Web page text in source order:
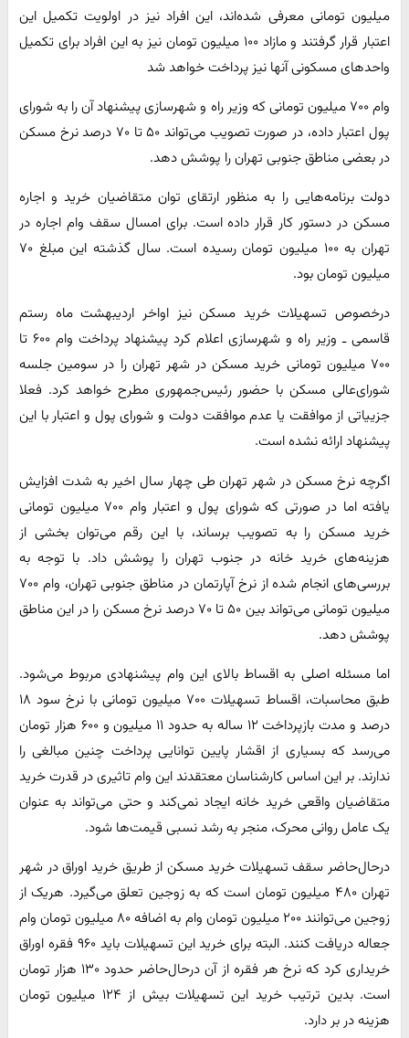
میلیون تومانی معرفی شده‌اند، این افراد نیز در اولویت تکمیل این
اعتبار قرار گرفتند و مازاد ۱۰۰ میلیون تومان نیز به این افراد برای تکمیل
واحدهای مسکونی آنها نیز پرداخت خواهد شد
وام ۷۰۰ میلیون تومانی که وزیر راه و شهرسازی پیشنهاد آن را به شورای
پول اعتبار داده، در صورت تصویب می‌تواند ۵۰ تا ۷۰ درصد نرخ مسکن
در بعضی مناطق جنوبی تهران را پوشش دهد.
دولت برنامه‌هایی را به منظور ارتقای توان متقاضیان خرید و اجاره
مسکن در دستور کار قرار داده است. برای امسال سقف وام اجاره در
تهران به ۱۰۰ میلیون تومان رسیده است. سال گذشته این مبلغ ۷۰
میلیون تومان بود.
درخصوص تسهیلات خرید مسکن نیز اواخر اردیبهشت ماه رستم
قاسمی ـ وزیر راه و شهرسازی اعلام کرد پیشنهاد پرداخت وام ۶۰۰ تا
۷۰۰ میلیون تومانی خرید مسکن در شهر تهران را در سومین جلسه
شورای‌عالی مسکن با حضور رئیس‌جمهوری مطرح خواهد کرد. فعلا
جزییاتی از موافقت یا عدم موافقت دولت و شورای پول و اعتبار با این
پیشنهاد ارائه نشده است.
اگرچه نرخ مسکن در شهر تهران طی چهار سال اخیر به شدت افزایش
یافته اما در صورتی که شورای پول و اعتبار وام ۷۰۰ میلیون تومانی
خرید مسکن را به تصویب برساند، با این رقم می‌توان بخشی از
هزینه‌های خرید خانه در جنوب تهران را پوشش داد. با توجه به
بررسی‌های انجام شده از نرخ آپارتمان در مناطق جنوبی تهران، وام ۷۰۰
میلیون تومانی می‌تواند بین ۵۰ تا ۷۰ درصد نرخ مسکن را در این مناطق
پوشش دهد.
اما مسئله اصلی به اقساط بالای این وام پیشنهادی مربوط می‌شود.
طبق محاسبات، اقساط تسهیلات ۷۰۰ میلیون تومانی با نرخ سود ۱۸
درصد و مدت بازپرداخت ۱۲ ساله به حدود ۱۱ میلیون و ۶۰۰ هزار تومان
می‌رسد که بسیاری از اقشار پایین توانایی پرداخت چنین مبالغی را
ندارند. بر این اساس کارشناسان معتقدند این وام تاثیری در قدرت خرید
متقاضیان واقعی خرید خانه ایجاد نمی‌کند و حتی می‌تواند به عنوان
یک عامل روانی محرک، منجر به رشد نسبی قیمت‌ها شود.
درحال‌حاضر سقف تسهیلات خرید مسکن از طریق خرید اوراق در شهر
تهران ۴۸۰ میلیون تومان است که به زوجین تعلق می‌گیرد. هریک از
زوجین می‌توانند ۲۰۰ میلیون تومان وام به اضافه ۸۰ میلیون تومان وام
جعاله دریافت کنند. البته برای خرید این تسهیلات باید ۹۶۰ فقره اوراق
خریداری کرد که نرخ هر فقره از آن درحال‌حاضر حدود ۱۳۰ هزار تومان
است. بدین ترتیب خرید این تسهیلات بیش از ۱۲۴ میلیون تومان
هزینه در بر دارد.